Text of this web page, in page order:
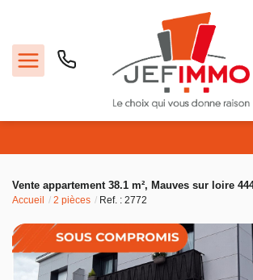
Louer
Vendre
Vente appartement 38.1 m², Mauves sur loire
Accueil 2 pièces Ref. : 2772